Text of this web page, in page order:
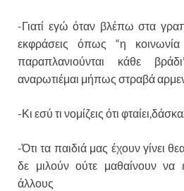
-Γιατί εγώ όταν βλέπω στα
εκφράσεις όπως “η κοινωνία
παραπλανιούνται κάθε
αναρωτιέμαι μήπως στραβά
-Κι εσύ τι νομίζεις ότι
-Ότι τα παιδιά μας έχουν γίνει
δε μιλούν ούτε μαθαίνουν να
άλλους